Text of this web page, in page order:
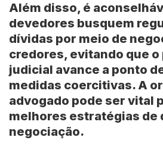
Além disso, é
devedores busquem
dívidas por meio de
credores, evitando que
judicial avance a ponto
medidas coercitivas. A
advogado pode ser vital
melhores estratégias de
negociação.